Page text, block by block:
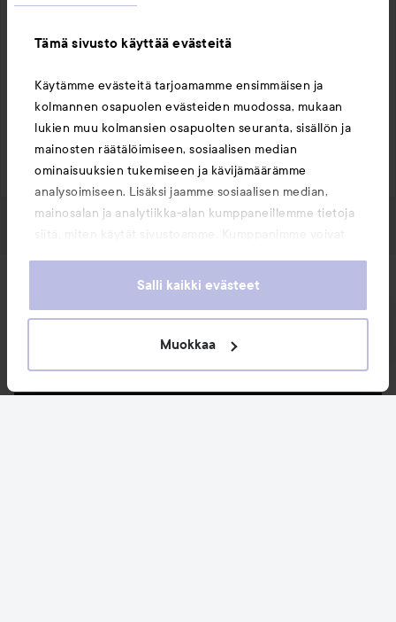
Tämä sivusto käyttää evästeitä
Käytämme evästeitä tarjoamamme ensimmäisen ja
kolmannen osapuolen evästeiden muodossa, mukaan
lukien muu kolmansien osapuolten seuranta, sisällön ja
mainosten räätälöimiseen, sosiaalisen median
ominaisuuksien tukemiseen ja kävijämäärämme
analysoimiseen. Lisäksi jaamme sosiaalisen median,
mainosalan ja analytiikka-alan kumppaneillemme tietoja
heille tai joita on kerätty, kun olet käyttänyt heidän
evästeiden käytön.
Salli kaikki evästeet
Muokkaa
LYKO CREATOR
Käyttäjän rooli: Lyko Creator.
Ihana hius! 😍 Kuinka hauskaa, että on tuote, joka
Tykkää
Kirjaudu lähettääksesi kommentin
Uutuudet ja tarjoukset